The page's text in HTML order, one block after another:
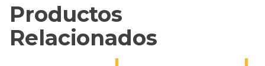
Productos
Relacionados